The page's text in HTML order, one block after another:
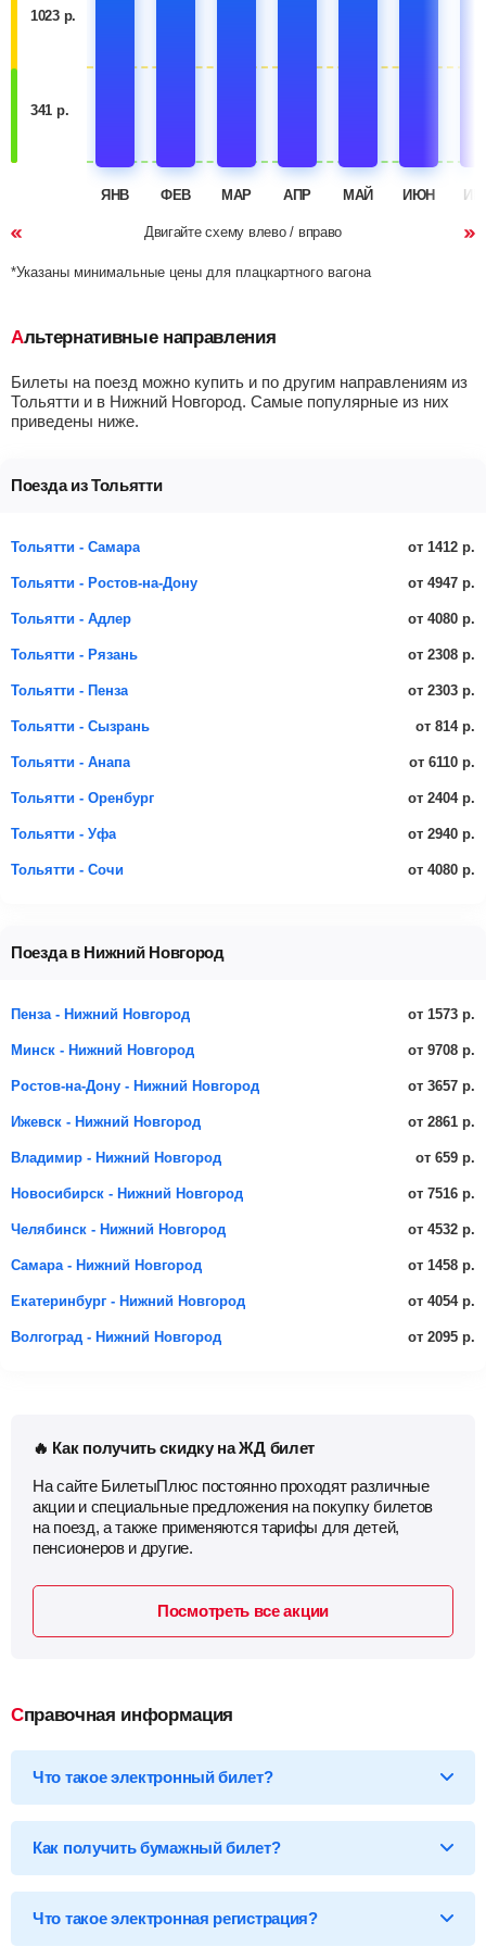
1023 р.
341 р.
ЯНВ ФЕВ МАР АПР МАЙ ИЮН
Двигайте схему влево / вправо
*Указаны минимальные цены для плацкартного вагона
Альтернативные направления
Билеты на поезд можно купить и по другим направлениям из
Тольятти и в Нижний Новгород. Самые популярные из них
приведены ниже.
Поезда из Тольятти
Тольятти - Самара от 1412 р.
Тольятти - Ростов-на-Дону от 4947 р.
Тольятти - Адлер от 4080 р.
Тольятти - Рязань от 2308 р.
Тольятти - Пенза от 2303 р.
Тольятти - Сызрань от 814 р.
Тольятти - Анапа от 6110 р.
Тольятти - Оренбург от 2404 р.
Тольятти - Уфа от 2940 р.
Тольятти - Сочи от 4080 р.
Поезда в Нижний Новгород
Пенза - Нижний Новгород от 1573 р.
Минск - Нижний Новгород от 9708 р.
Ростов-на-Дону - Нижний Новгород от 3657 р.
Ижевск - Нижний Новгород от 2861 р.
Владимир - Нижний Новгород от 659 р.
Новосибирск - Нижний Новгород от 7516 р.
Челябинск - Нижний Новгород от 4532 р.
Самара - Нижний Новгород от 1458 р.
Екатеринбург - Нижний Новгород от 4054 р.
Волгоград - Нижний Новгород от 2095 р.
🔥 Как получить скидку на ЖД билет
На сайте БилетыПлюс постоянно проходят различные
акции и специальные предложения на покупку билетов
на поезд, а также применяются тарифы для детей,
пенсионеров и другие.
Посмотреть все акции
Справочная информация
Что такое электронный билет?
котором указаны детали вашей поездки, а также данные о
пассажире.
Как получить бумажный билет?
В кассе ж/д вокзала — сообщите кассиру 14-ти
Что такое электронная регистрация?